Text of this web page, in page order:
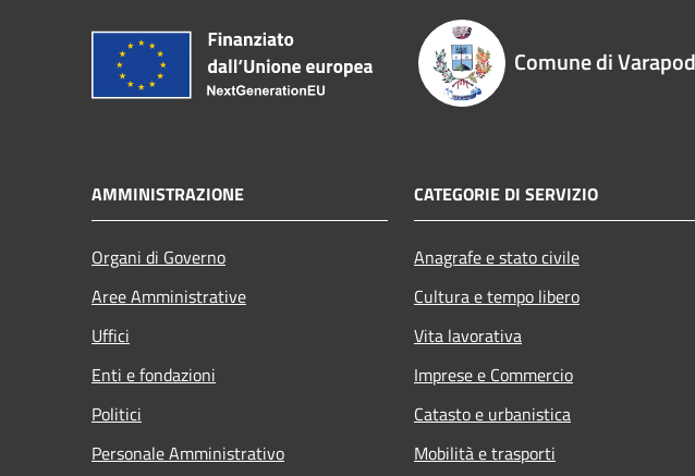
Comune di
AMMINISTRAZIONE
Organi di Governo
Aree Amministrative
Uffici
Enti e fondazioni
Politici
Personale Amministrativo
CATEGORIE DI SERVIZIO
Anagrafe e stato civile
Cultura e tempo libero
Vita lavorativa
Imprese e Commercio
Catasto e urbanistica
Mobilità e trasporti